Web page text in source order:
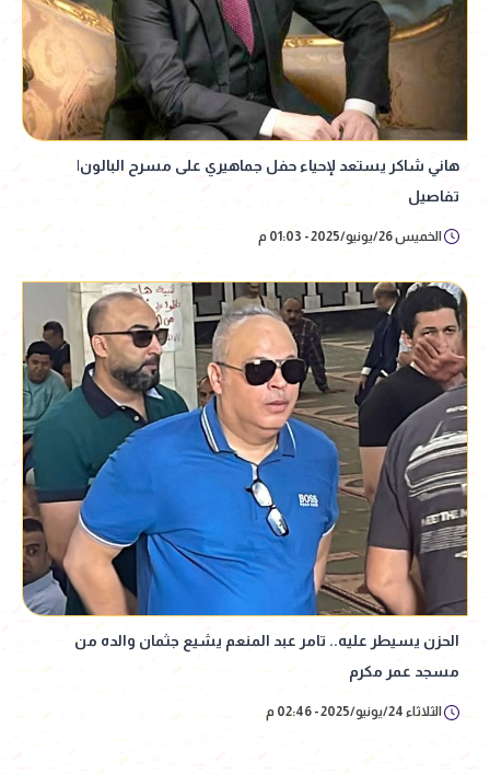
هاني شاكر يستعد لإحياء حفل جماهيري على مسرح البالون|
تفاصيل
الخميس 26/يونيو/2025 - 01:03 م
الحزن يسيطر عليه.. تامر عبد المنعم يشيع جثمان والده من
مسجد عمر مكرم
الثلاثاء 24/يونيو/2025 - 02:46 م